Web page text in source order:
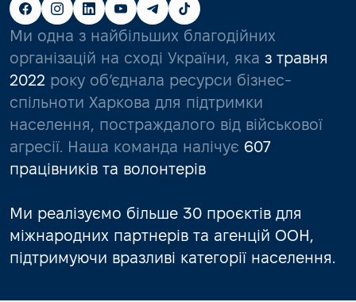
Ми одна з найбільших благодійних
організацій на сході України, яка з травня
2022 року об’єднала ресурси бізнес-
спільноти Харкова для підтримки
населення, постраждалого від військової
агресії. Наша команда налічує 607
працівників та волонтерів
Ми реалізуємо більше 30 проєктів для
міжнародних партнерів та агенцій ООН,
підтримуючи вразливі категорії населення.